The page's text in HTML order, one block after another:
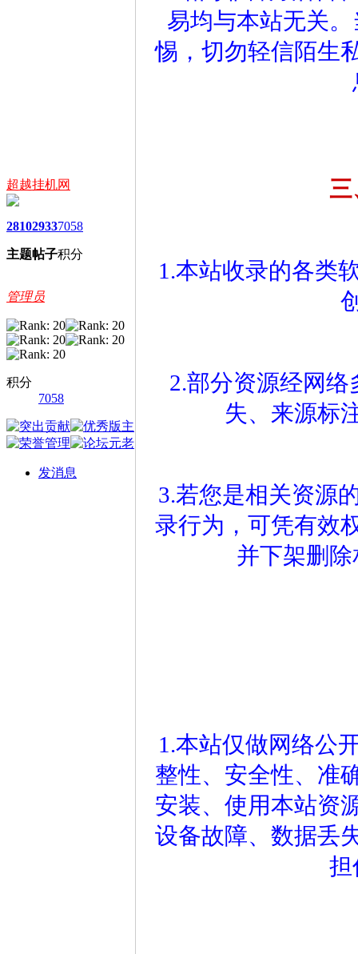
超越挂机网
2810
主题
2933
帖子
7058
积分
管理员
积分
7058
发消息
易均与本站无关
惕，切勿轻信陌生
三
1.本站收录的各类
2.部分资源经网
失、来源标
3.若您是相关资源
录行为，可凭有效
并下架删
1.本站仅做网络公
整性、安全性、准
安装、使用本站资
设备故障、数据丢
担